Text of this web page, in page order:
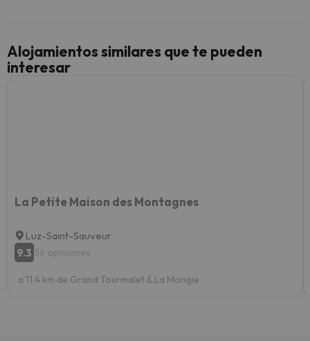
Alojamientos similares que te pueden
interesar
La Petite Maison des Montagnes
Luz-Saint-Sauveur
9.3 36 opiniones
a 11.4 km de Grand Tourmalet & La Mongie